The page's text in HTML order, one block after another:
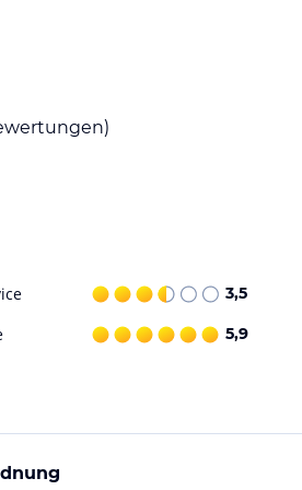
mit Sauna, Infrarotkabine und Solarium
lesen können. Fahrräder können
Ein Skiraum mit
3,5
5,9